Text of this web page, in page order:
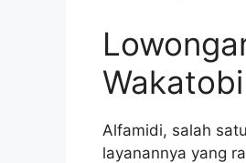
Wakatobi
Alfamidi, salah
layanannya yang